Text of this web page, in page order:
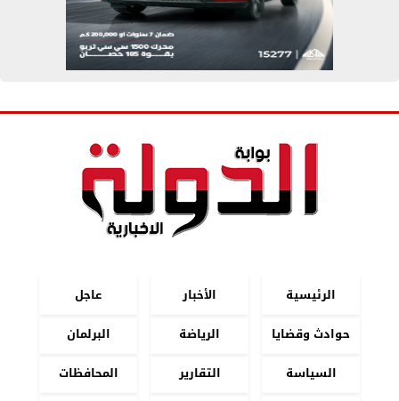
الرئيسية الأخبار
عاجل
حوادث وقضايا
الرياضة
البرلمان
السياسة
التقارير المحافظات